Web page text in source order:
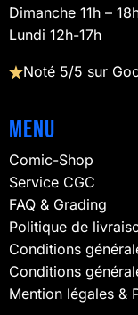
Dimanche 11h –
Lundi 12h-17h
Noté 5/5 sur
Menu
Comic-Shop
Service CGC
FAQ & Grading
Politique de
Conditions
Conditions
Mention légales &